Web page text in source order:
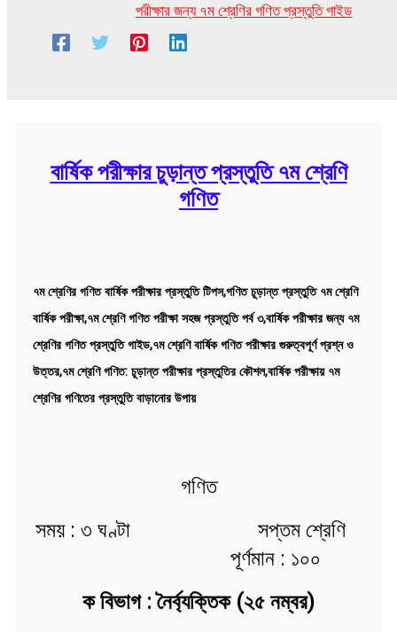
পরীক্ষার জন্য ৭ম শ্রেণির গণিত প্রস্তুতি গাইড
বার্ষিক পরীক্ষার চুড়ান্ত প্রস্তুতি ৭ম শ্রেণি
গণিত
৭ম শ্রেণির গণিত বার্ষিক পরীক্ষার প্রস্তুতি টিপস,গণিত চূড়ান্ত প্রস্তুতি ৭ম শ্রেণি
বার্ষিক পরীক্ষা,৭ম শ্রেণি গণিত পরীক্ষা সহজ প্রস্তুতি পর্ব ৩,বার্ষিক পরীক্ষার জন্য ৭ম
শ্রেণির গণিত প্রস্তুতি গাইড,৭ম শ্রেণি বার্ষিক গণিত পরীক্ষার গুরুত্বপূর্ণ প্রশ্ন ও
উত্তর,৭ম শ্রেণি গণিত: চূড়ান্ত পরীক্ষার প্রস্তুতির কৌশল,বার্ষিক পরীক্ষায় ৭ম
শ্রেণির গণিতের প্রস্তুতি বাড়ানোর উপায়
গণিত
সময় : ৩ ঘণ্টা সপ্তম শ্রেণি
পূর্ণমান : ১০০
ক বিভাগ : নৈর্ব্যক্তিক (২৫ নম্বর)